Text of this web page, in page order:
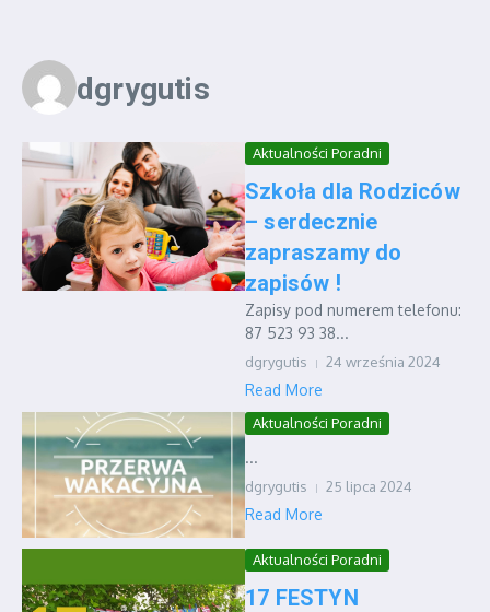
dgrygutis
Aktualności Poradni
Szkoła dla Rodziców
– serdecznie
zapraszamy do
zapisów !
Zapisy pod numerem telefonu:
87 523 93 38...
dgrygutis 24 września 2024
Read More
Aktualności Poradni
...
dgrygutis 25 lipca 2024
Read More
Aktualności Poradni
17 FESTYN